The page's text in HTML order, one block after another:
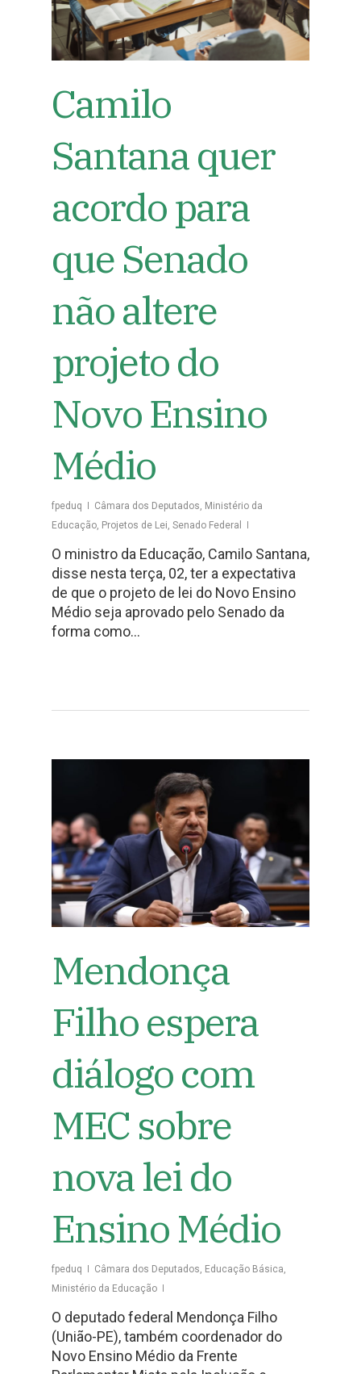
Camilo
Santana quer
acordo para
que Senado
não altere
projeto do
Novo Ensino
Médio
fpeduq Câmara dos Deputados Ministério da
Educação Projetos de Lei Senado Federal
O ministro da Educação, Camilo Santana,
disse nesta terça, 02, ter a expectativa
de que o projeto de lei do Novo Ensino
Médio seja aprovado pelo Senado da
forma como…
Mendonça
Filho espera
diálogo com
MEC sobre
nova lei do
Ensino Médio
fpeduq Câmara dos Deputados, Educação Básica,
Ministério da Educação
O deputado federal Mendonça Filho
(União-PE), também coordenador do
Novo Ensino Médio da Frente